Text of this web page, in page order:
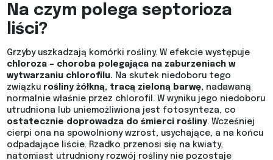
Na czym polega septorioza
liści?
Grzyby uszkadzają komórki rośliny. W efekcie występuje
chloroza – choroba polegająca na zaburzeniach w
wytwarzaniu chlorofilu. Na skutek niedoboru tego
związku rośliny żółkną, tracą zieloną barwę, nadawaną
normalnie właśnie przez chlorofil. W wyniku jego niedoboru
utrudniona lub uniemożliwiona jest fotosynteza, co
ostatecznie doprowadza do śmierci rośliny. Wcześniej
cierpi ona na spowolniony wzrost, usychające, a na końcu
odpadające liście. Rzadko przenosi się na kwiaty,
natomiast utrudniony rozwój rośliny nie pozostaje